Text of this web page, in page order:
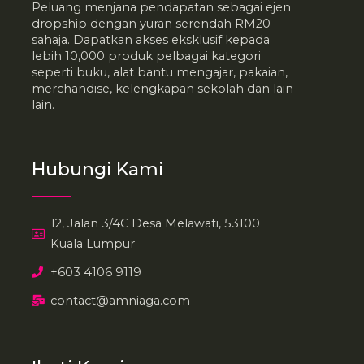
Peluang menjana pendapatan sebagai ejen
dropship dengan yuran serendah RM20
sahaja. Dapatkan akses eksklusif kepada
lebih 10,000 produk pelbagai kategori
seperti buku, alat bantu mengajar, pakaian,
merchandise, kelengkapan sekolah dan lain-
lain.
Hubungi Kami
12, Jalan 3/4C Desa Melawati, 53100
Kuala Lumpur
+603 4106 9119
contact@amniaga.com